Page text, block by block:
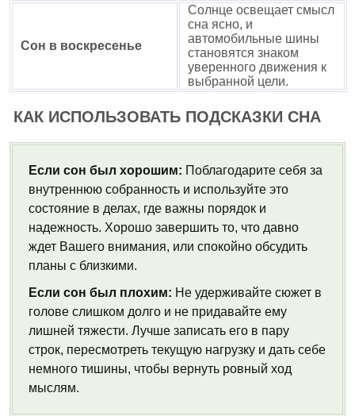
Сон в воскресенье
Солнце освещает смысл
сна ясно, и
автомобильные шины
становятся знаком
уверенного движения к
выбранной цели.
КАК ИСПОЛЬЗОВАТЬ ПОДСКАЗКИ СНА
Если сон был хорошим: Поблагодарите себя за
внутреннюю собранность и используйте это
состояние в делах, где важны порядок и
надежность. Хорошо завершить то, что давно
ждет Вашего внимания, или спокойно обсудить
планы с близкими.
Если сон был плохим: Не удерживайте сюжет в
голове слишком долго и не придавайте ему
лишней тяжести. Лучше записать его в пару
строк, пересмотреть текущую нагрузку и дать себе
немного тишины, чтобы вернуть ровный ход
мыслям.